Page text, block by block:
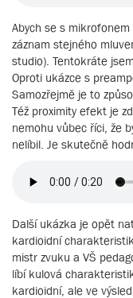
Abych se s
záznam stejného
studio). Tentokráte
Oproti ukázce s
Samozřejmě je to
Též proximity efekt je
nemohu vůbec říci, že
nelíbil. Je skutečně
Další ukázka je opět
kardioidní
mistr zvuku a VŠ
líbí kulová
kardioidní, ale ve